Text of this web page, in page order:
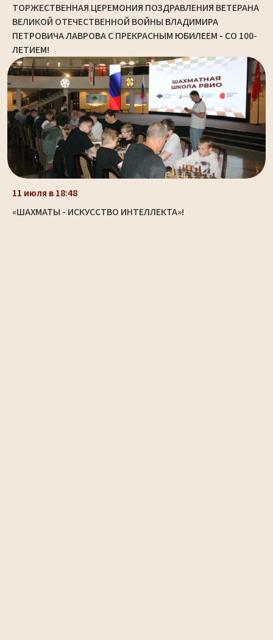
ТОРЖЕСТВЕННАЯ ЦЕРЕМОНИЯ ПОЗДРАВЛЕНИЯ ВЕТЕРАНА
ВЕЛИКОЙ ОТЕЧЕСТВЕННОЙ ВОЙНЫ ВЛАДИМИРА
ПЕТРОВИЧА ЛАВРОВА С ПРЕКРАСНЫМ ЮБИЛЕЕМ - СО 100-
ЛЕТИЕМ!
11 июля в 18:48
«ШАХМАТЫ - ИСКУССТВО ИНТЕЛЛЕКТА»!